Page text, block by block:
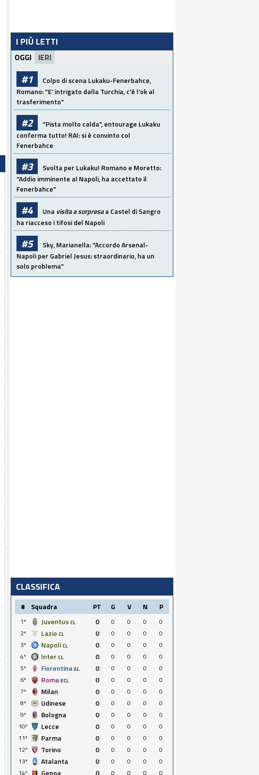
I PIÙ LETTI
OGGI IERI
#1
Colpo di scena Lukaku-Fenerbahce,
Romano: "E' intrigato dalla Turchia, c'è l'ok al
trasferimento"
#2
"Pista molto calda", entourage Lukaku
conferma tutto! RAI: si è convinto col
Fenerbahce
#3
Svolta per Lukaku! Romano e Moretto:
"Addio imminente al Napoli, ha accettato il
Fenerbahce"
#4 Una visita a sorpresaa Castel di Sangro
ha riacceso i tifosi del Napoli
#5
Sky, Marianella: "Accordo Arsenal-
Napoli per Gabriel Jesus: straordinario, ha un
solo problema"
CLASSIFICA
# Squadra PT G V N P
1º Juventus CL 0 0 0 0
0
2º
Lazio CL 0 0 0 0
0
3º
Napoli CL 0 0 0 0
0
4º
Inter CL 0 0 0 0
0
5º
Fiorentina EL 0 0 0 0
0
6º
Roma ECL 0 0 0 0
0
7º
Milan 0 0 0 0
0
8º
Udinese 0 0 0 0
0
9º
Bologna 0 0 0 0
0
10º
Lecce 0 0 0 0
0
11º
Parma 0 0 0 0
0
12º
Torino 0 0 0 0
0
13º
Atalanta 0 0 0 0
0
14º
Genoa 0 0 0 0 0